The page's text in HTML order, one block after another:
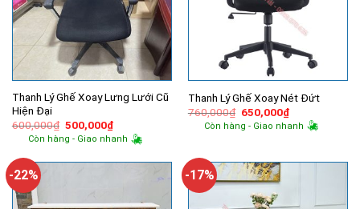
Thanh Lý Ghế Xoay Lưng Lưới Cũ
Hiện Đại
600,000₫ Giá
gốc
là:
500,000₫Giá
hiện
tại
500,000₫.
Còn hàng - Giao nhanh
Thanh Lý Ghế Xoay Nét Đứt
760,000₫ Giá
gốc
là:
650,000₫Giá
hiện
tại
Còn hàng - Giao nhanh
-22% -17%